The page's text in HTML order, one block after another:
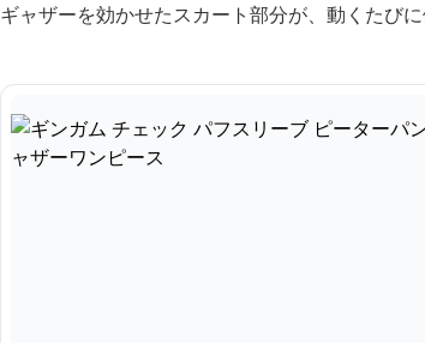
ギャザーを効かせたスカート部分が、動くたび